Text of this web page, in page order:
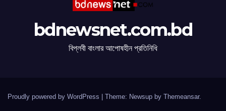
bdnewsnet.com.bd
বিপ্লবী বাংলার আপোষহীন প্রতিনিধি
Proudly powered by WordPress | Theme: Newsup by Themeansar.